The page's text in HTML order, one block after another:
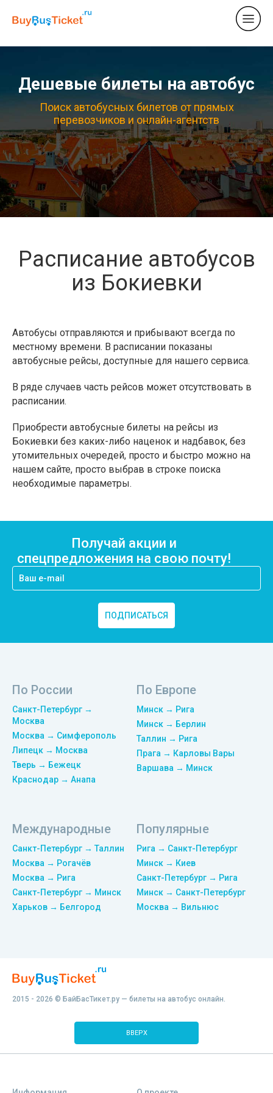
Дешевые билеты на автобус
Поиск автобусных билетов от прямых
перевозчиков и онлайн-агентств
Расписание автобусов
из Бокиевки
Автобусы отправляются и прибывают всегда по
местному времени. В расписании показаны
автобусные рейсы, доступные для нашего сервиса.
В ряде случаев часть рейсов может отсутствовать в
расписании.
Приобрести автобусные билеты на рейсы из
Бокиевки без каких-либо наценок и надбавок, без
утомительных очередей, просто и быстро можно на
нашем сайте, просто выбрав в строке поиска
необходимые параметры.
Получай акции и
спецпредложения на свою почту!
ПОДПИСАТЬСЯ
По России
Санкт-Петербург →
Москва
Москва → Симферополь
Липецк → Москва
Тверь → Бежецк
Краснодар → Анапа
По Европе
Минск → Рига
Минск → Берлин
Таллин → Рига
Прага → Карловы Вары
Варшава → Минск
Международные
Санкт-Петербург → Таллин
Москва → Рогачёв
Москва → Рига
Санкт-Петербург → Минск
Харьков → Белгород
Популярные
Рига → Санкт-Петербург
Минск → Киев
Санкт-Петербург → Рига
Минск → Санкт-Петербург
Москва → Вильнюс
2015 - 2026 © БайБасТикет.ру — билеты на автобус онлайн.
ВВЕРХ